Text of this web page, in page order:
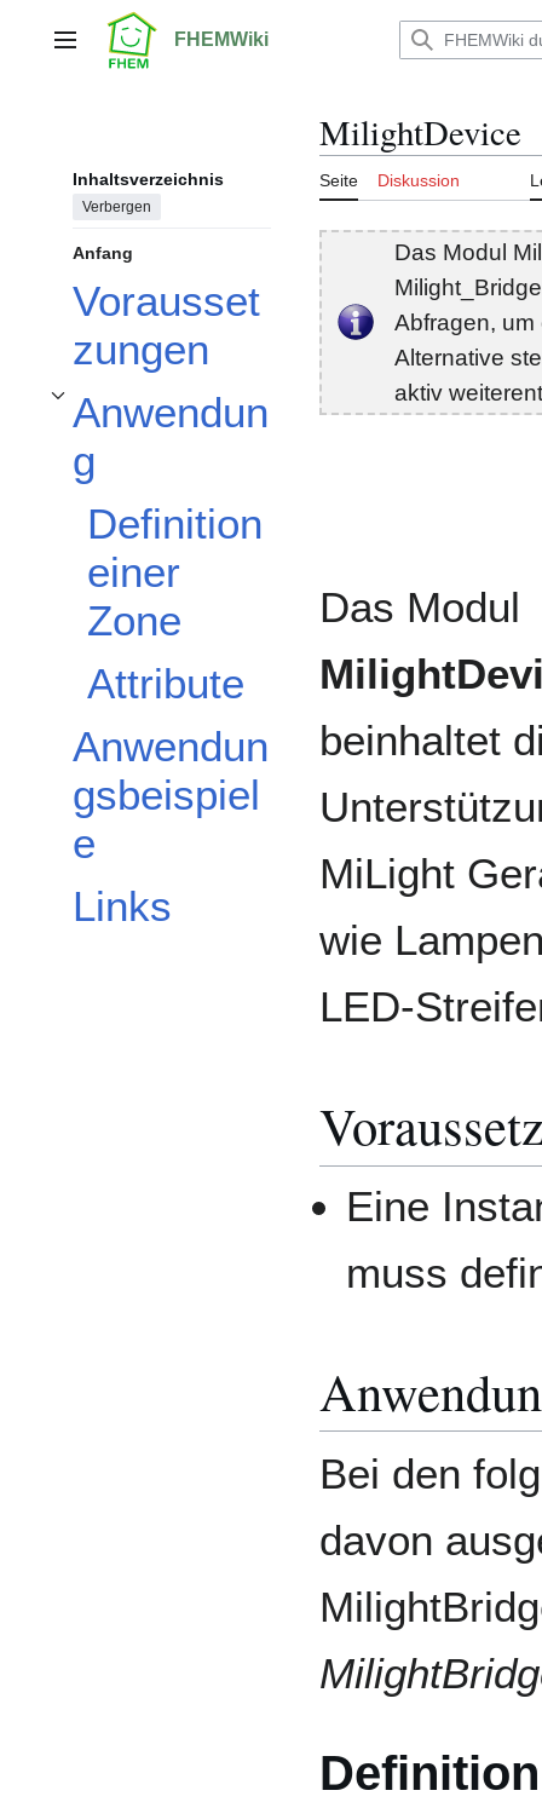
springenHauptmenü FHEMWiki
Inhaltsverzeichnis
Verbergen
Anfang
Vorausset
zungen
Anwendun
g
Unterabschnitt Anwendung umschalten
Definition
einer
Zone
Attribute
Anwendun
gsbeispiel
e
Links
MilightDevice
Seite Diskussion
Das Modul
Abfragen, um
Alternative
aktiv
Das Modul
beinhaltet
MiLight
wie
LED-
Eine
muss
Bei den
davon